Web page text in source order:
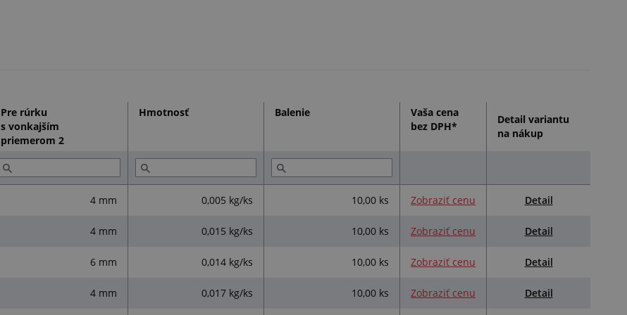
Pre rúrku
s vonkajším
priemerom 2
Hmotnosť Balenie
Vaša cena
bez DPH*
Detail variantu
na nákup
4 mm 0,005 kg/ks 10,00 ks Zobraziť cenu Detail
4 mm 0,015 kg/ks 10,00 ks Zobraziť cenu Detail
6 mm 0,014 kg/ks 10,00 ks Zobraziť cenu Detail
4 mm 0,017 kg/ks 10,00 ks Zobraziť cenu Detail